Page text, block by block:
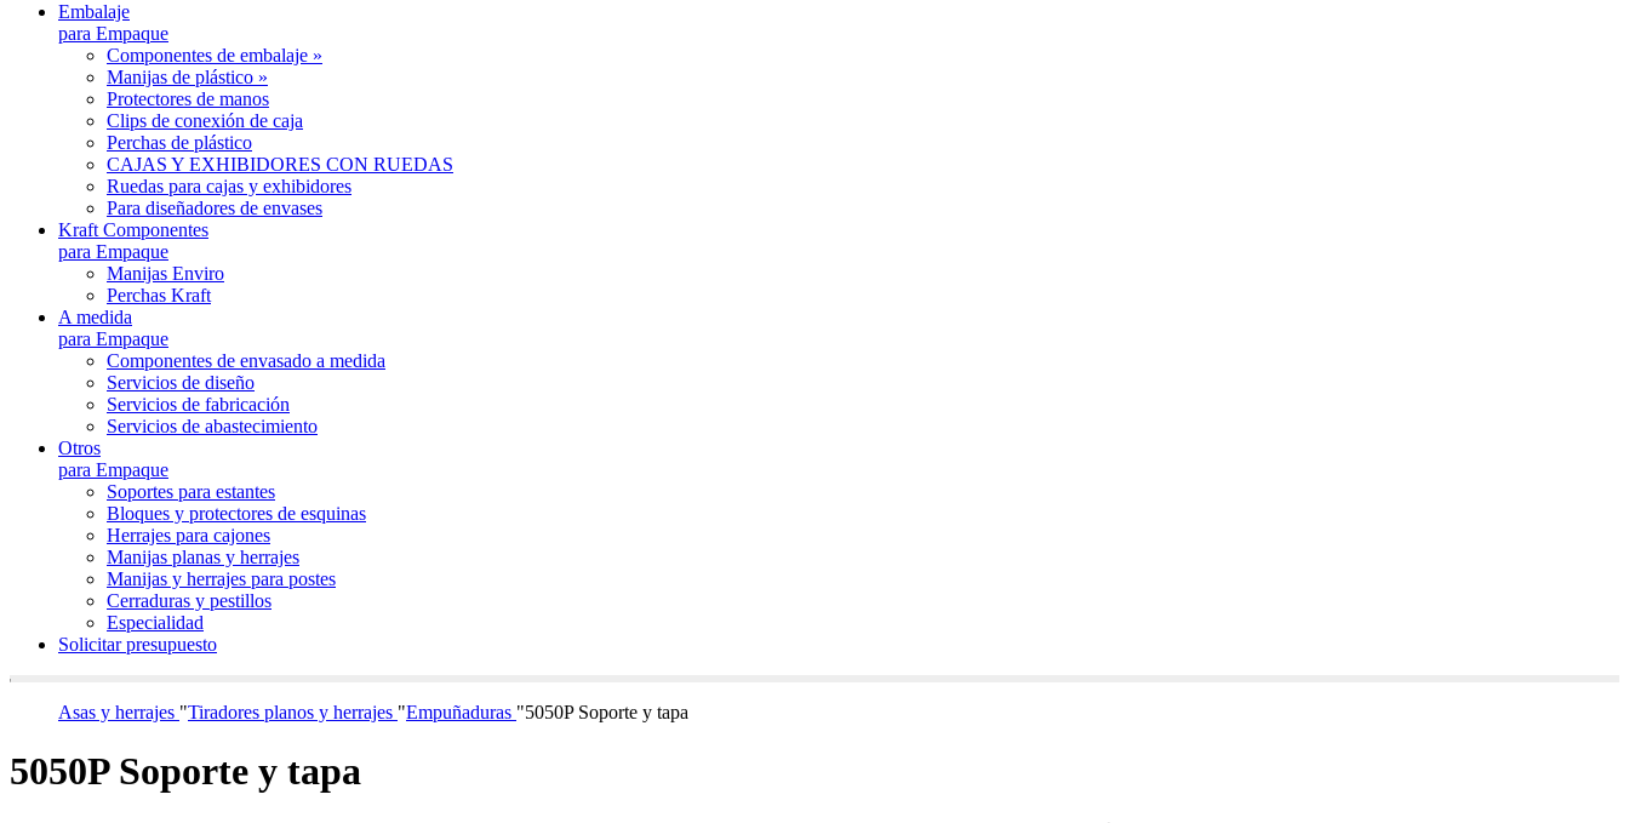
Embalaje
para Empaque
Componentes de embalaje »
Manijas de plástico »
Protectores de manos
Clips de conexión de caja
Perchas de plástico
CAJAS Y EXHIBIDORES CON RUEDAS
Ruedas para cajas y exhibidores
Para diseñadores de envases
Kraft Componentes
para Empaque
Manijas Enviro
Perchas Kraft
A medida
para Empaque
Componentes de envasado a medida
Servicios de diseño
Servicios de fabricación
Servicios de abastecimiento
Otros
para Empaque
Soportes para estantes
Bloques y protectores de esquinas
Herrajes para cajones
Manijas planas y herrajes
Manijas y herrajes para postes
Cerraduras y pestillos
Especialidad
Solicitar presupuesto
Asas y herrajes "Tiradores planos y herrajes "Empuñaduras "5050P Soporte y tapa
5050P Soporte y tapa